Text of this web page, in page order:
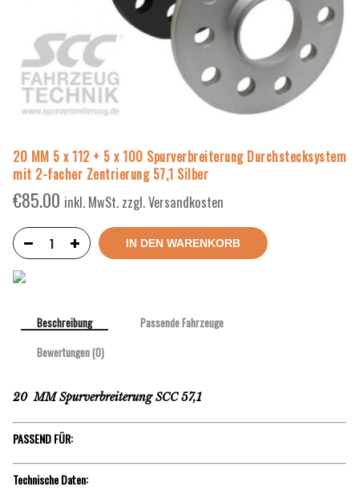
20 MM 5 x 112 + 5 x 100 Spurverbreiterung Durchstecksystem
mit 2-facher Zentrierung 57,1 Silber
€85.00 inkl. MwSt. zzgl. Versandkosten
IN DEN WARENKORB
Beschreibung
Passende Fahrzeuge
Bewertungen (0)
20 MM Spurverbreiterung SCC 57,1
PASSEND FÜR:
Technische Daten: